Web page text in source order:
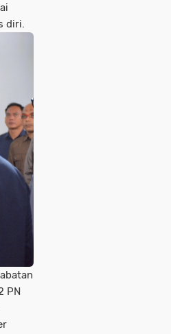
diri.
PN